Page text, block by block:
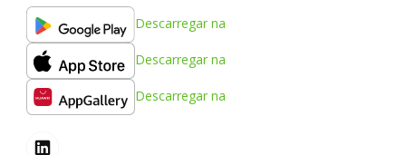
Descarregar na
Descarregar na
Descarregar na